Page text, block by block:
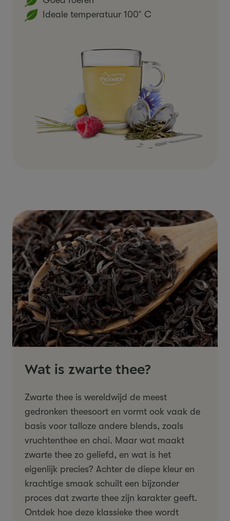
Ideale temperatuur 100˚C
Wat is zwarte thee?
Zwarte thee is wereldwijd de meest
gedronken theesoort en vormt ook vaak de
basis voor talloze andere blends, zoals
vruchtenthee en chai. Maar wat maakt
zwarte thee zo geliefd, en wat is het
eigenlijk precies? Achter de diepe kleur en
krachtige smaak schuilt een bijzonder
proces dat zwarte thee zijn karakter geeft.
Ontdek hoe deze klassieke thee wordt